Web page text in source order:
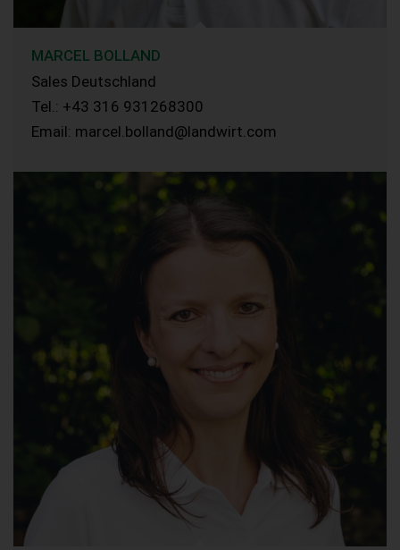
MARCEL BOLLAND
Sales Deutschland
Tel.: +43 316 931268300
Email: marcel.bolland@landwirt.com